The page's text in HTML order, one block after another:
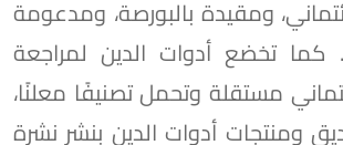
ومقيدة بالبورصة، ومدعومة
كما تخضع أدوات الدين لمراجعة
مستقلة وتحمل تصنيفًا معلنًا،
ومنتجات أدوات الدين بنشر نشرة